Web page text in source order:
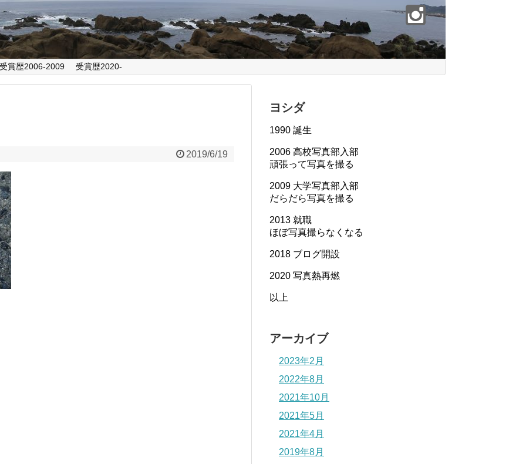
賞歴2006-2009 受賞歴2020-
2019/6/19
ヨシダ
1990 誕生
2006 高校写真部入部
頑張って写真を撮る
2009 大学写真部入部
だらだら写真を撮る
2013 就職
ほぼ写真撮らなくなる
2018 ブログ開設
2020 写真熱再燃
以上
アーカイブ
2023年2月
2022年8月
2021年10月
2021年5月
2021年4月
2019年8月